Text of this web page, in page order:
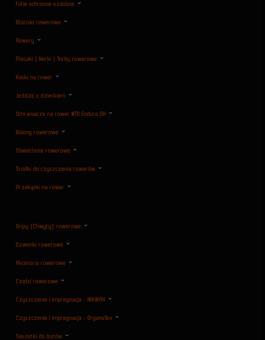
Folie ochronne ozdobne
Błotniki rowerowe
Rowery
Plecaki | Nerki | Torby rowerowe
Kaski na rower
Jeździj z dzieckiem
Ochraniacze na rower MTB Enduro DH
Bidony rowerowe
Oświetlenie rowerowe
Środki do czyszczenia rowerów
Przekąski na rower
Gripy (Chwyty) rowerowe
Dzwonki rowerowe
Akcesoria rowerowe
Części rowerowe
Czyszczenie i impregnacja - NIKWAX
Czyszczenie i impregnacja - OrganoTex
Saszetki do butów